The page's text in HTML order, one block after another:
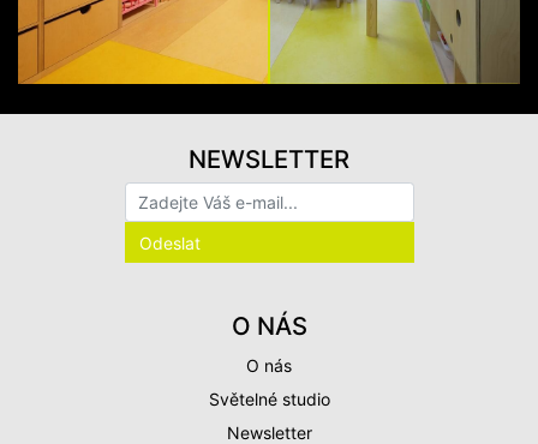
O NÁS
O nás
Světelné studio
Newsletter
NEWSLETTER